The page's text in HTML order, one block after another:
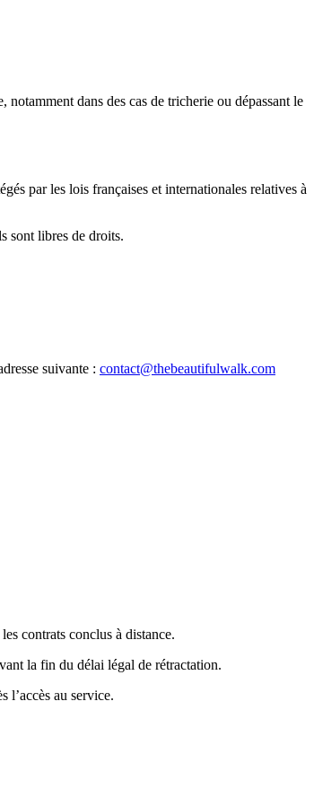
dans des cas de tricherie ou dépassant le
par les lois françaises et internationales relatives à
sont libres de droits.
suivante : contact@thebeautifulwalk.com
contrats conclus à distance.
la fin du délai légal de rétractation.
l’accès au service.